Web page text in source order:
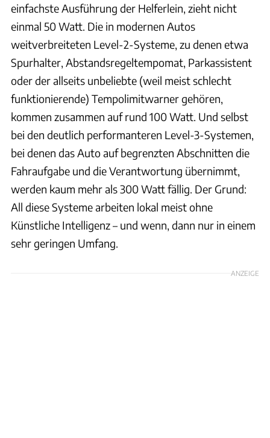
einfachste Ausführung der Helferlein, zieht nicht
einmal 50 Watt. Die in modernen Autos
weitverbreiteten Level-2-Systeme, zu denen etwa
Spurhalter, Abstandsregeltempomat, Parkassistent
oder der allseits unbeliebte (weil meist schlecht
funktionierende) Tempolimitwarner gehören,
kommen zusammen auf rund 100 Watt. Und selbst
bei den deutlich performanteren Level-3-Systemen,
bei denen das Auto auf begrenzten Abschnitten die
Fahraufgabe und die Verantwortung übernimmt,
werden kaum mehr als 300 Watt fällig. Der Grund:
All diese Systeme arbeiten lokal meist ohne
Künstliche Intelligenz – und wenn, dann nur in einem
sehr geringen Umfang.
ANZEIGE